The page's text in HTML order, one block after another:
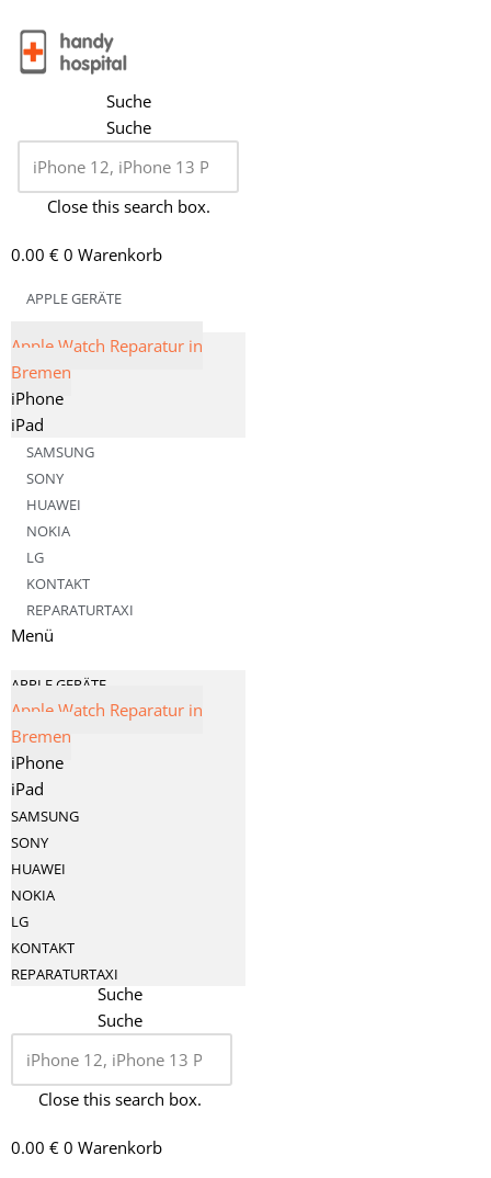
Zum
Suche
Suche
Close this search box.
0.00 € 0 Warenkorb
APPLE GERÄTE
Apple Watch Reparatur in
Bremen
iPhone
iPad
SAMSUNG
SONY
HUAWEI
NOKIA
LG
KONTAKT
REPARATURTAXI
Menü
APPLE GERÄTE
Apple Watch Reparatur in
Bremen
iPhone
iPad
SAMSUNG
SONY
HUAWEI
NOKIA
LG
KONTAKT
REPARATURTAXI
Suche
Suche
Close this search box.
0.00 € 0 Warenkorb